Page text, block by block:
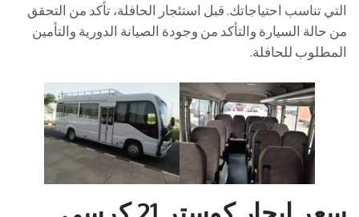
التي تناسب احتياجاتك. قبل استئجار الحافلة، تأكد من التحقق
من حالة السيارة والتأكد من وجودة الصيانة الدورية والتأمين
المطلوب للحافلة.